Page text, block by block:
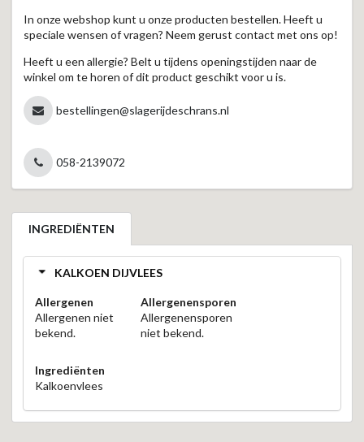
In onze webshop kunt u onze producten bestellen. Heeft u
speciale wensen of vragen? Neem gerust contact met ons op!
Heeft u een allergie? Belt u tijdens openingstijden naar de
winkel om te horen of dit product geschikt voor u is.
bestellingen@slagerijdeschrans.nl
058-2139072
INGREDIËNTEN
KALKOEN DIJVLEES
Allergenen
Allergenen niet
bekend.
Allergenensporen
Allergenensporen
niet bekend.
Ingrediënten
Kalkoenvlees